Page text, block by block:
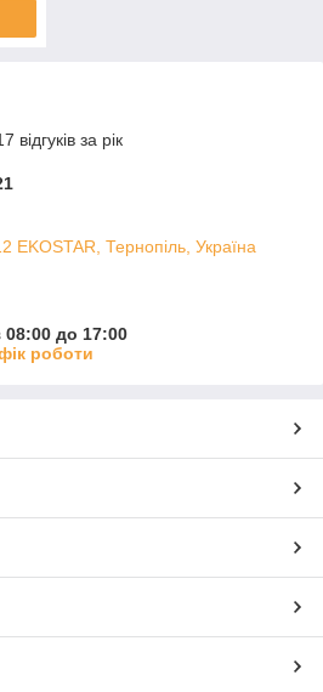
за рік
EKOSTAR, Тернопіль, Україна
08:00 до 17:00
роботи